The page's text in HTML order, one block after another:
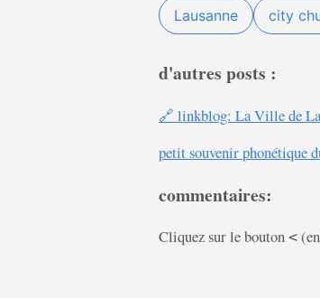
Lausanne city
d'autres posts :
🔗 linkblog: La Ville de
petit souvenir phonétique
commentaires:
Cliquez sur le bouton <